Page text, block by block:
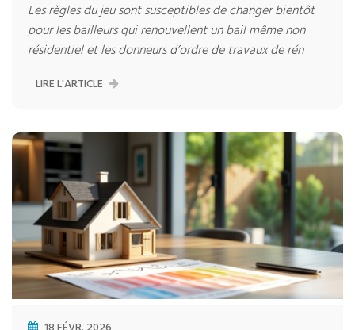
Les règles du jeu sont susceptibles de changer bientôt
pour les bailleurs qui renouvellent un bail même non
résidentiel et les donneurs d’ordre de travaux de rén
LIRE L'ARTICLE